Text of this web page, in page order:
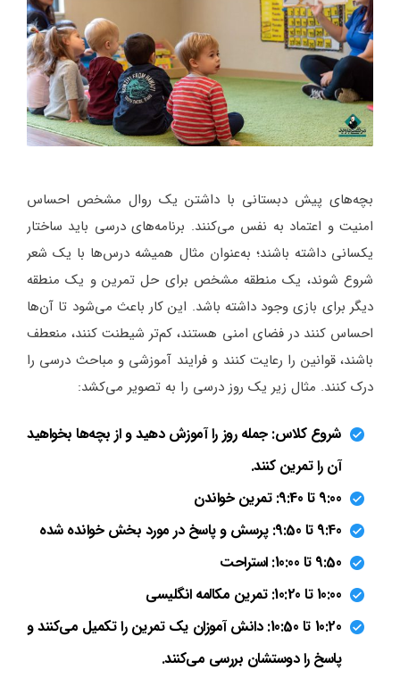
بچه‌های پیش دبستانی با داشتن یک روال مشخص احساس
امنیت و اعتماد به نفس می‌کنند. برنامه‌های درسی باید ساختار
یکسانی داشته باشند؛ به‌عنوان مثال همیشه درس‌ها با یک شعر
شروع شوند، یک منطقه مشخص برای حل تمرین و یک منطقه
دیگر برای بازی وجود داشته باشد. این کار باعث می‌شود تا آن‌ها
احساس کنند در فضای امنی هستند، کم‌تر شیطنت کنند، منعطف
باشند، قوانین را رعایت کنند و فرایند آموزشی و مباحث درسی را
درک کنند. مثال زیر یک روز درسی را به تصویر می‌کشد:
شروع کلاس: جمله روز را آموزش دهید و از بچه‌ها بخواهید
آن را تمرین کنند.
9:00 تا 9:40: تمرین خواندن
9:40 تا 9:50: پرسش و پاسخ در مورد بخش خوانده شده
9:50 تا 10:00: استراحت
10:00 تا 10:20: تمرین مکالمه انگلیسی
10:20 تا 10:50: دانش آموزان یک تمرین را تکمیل می‌کنند و
پاسخ را دوستشان بررسی می‌کنند.